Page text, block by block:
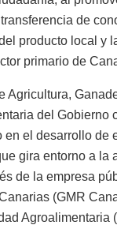
de
producto local y
primario de
Agricultura,
del Gobierno
en el desarrollo de
gira entorno a la
de la empresa
(GMR
Agroalimentaria